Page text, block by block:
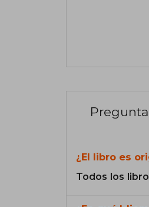
¿El libro es
Todos los